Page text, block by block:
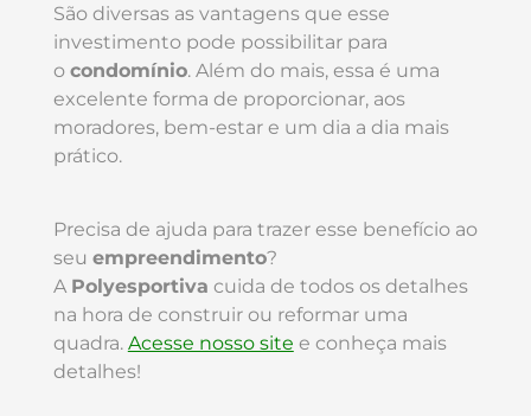
São diversas as vantagens que esse
investimento pode possibilitar para
o condomínio. Além do mais, essa é uma
excelente forma de proporcionar, aos
moradores, bem-estar e um dia a dia mais
prático.
Precisa de ajuda para trazer esse benefício ao
seu empreendimento?
A Polyesportiva cuida de todos os detalhes
na hora de construir ou reformar uma
quadra. Acesse nosso site e conheça mais
detalhes!